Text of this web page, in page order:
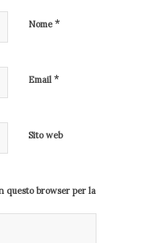
Nome*
Email *
Sito web
questo browser per la